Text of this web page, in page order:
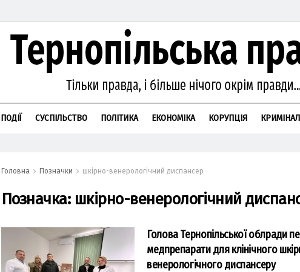
ПОДІЇ СУСПІЛЬСТВО ПОЛІТИКА ЕКОНОМІКА КОРУПЦІЯ КРИМІНАЛ
Головна Позначки шкірно-венерологічний диспансер
Позначка: шкірно-венерологічний
Голова Тернопільської облради
медпрепарати для клінічного
венерологічного диспансеру